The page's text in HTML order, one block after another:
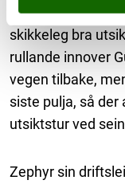
pulje på tur fekk
skikkeleg bra
rullande innover
vegen tilbake,
siste pulja, så
utsiktstur ved
Zephyr sin